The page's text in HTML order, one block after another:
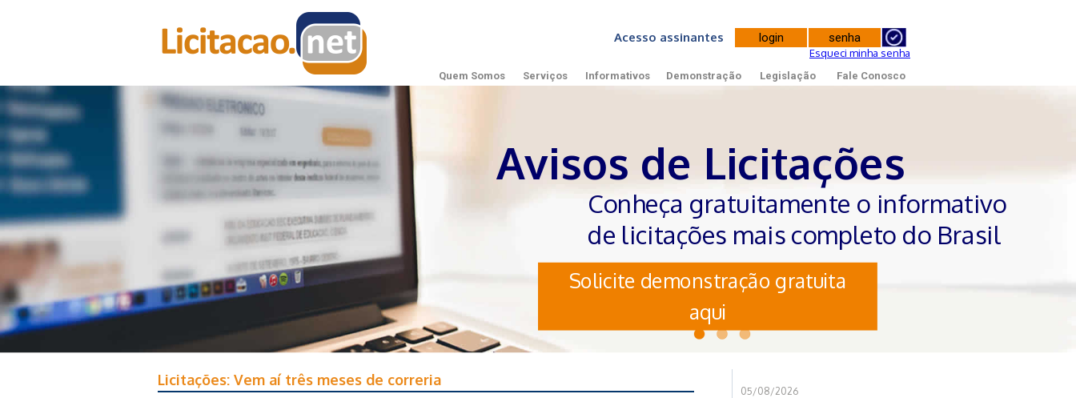
Acesso assinantes
Esqueci minha senha
Quem Somos Serviços Informativos Demonstração Legislação Fale Conosco
Avisos de Licitações
Conheça gratuitamente o informativo
de licitações mais completo do Brasil
Solicite demonstração gratuita
aqui
Licitações: Vem aí três meses de correria
05/08/2026